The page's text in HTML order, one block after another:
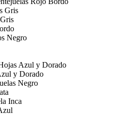
Gris
Negro
Azul y Dorado
y Dorado
Negro
Inca